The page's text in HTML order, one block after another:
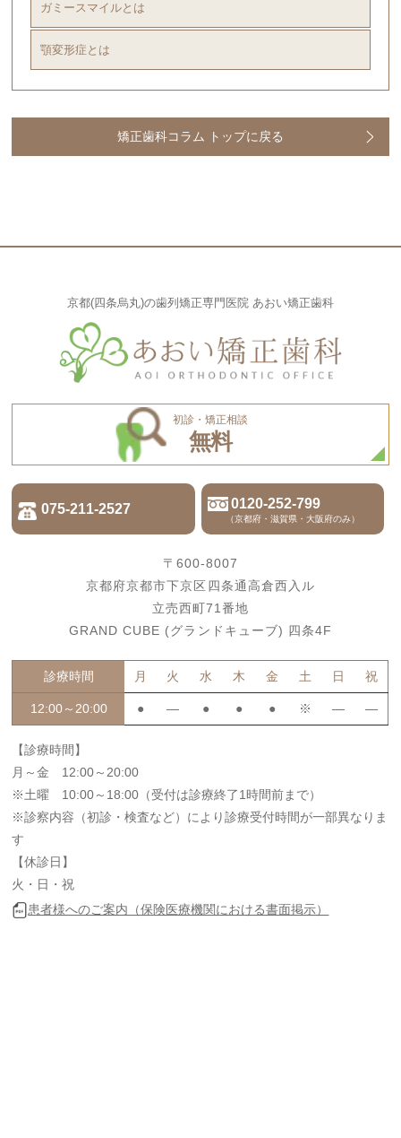
ガミースマイルとは
顎変形症とは
矯正歯科コラム トップに戻る
京都(四条烏丸)の歯列矯正専門医院 あおい矯正歯科
初診・矯正相談
無料
075-211-2527 0120-252-799
（京都府・滋賀県・大阪府のみ）
〒600-8007
京都府京都市下京区四条通高倉西入ル
立売西町71番地
GRAND CUBE (グランドキューブ) 四条4F
診療時間 月 火 水 木 金 土 日 祝
12:00～20:00 ● ― ● ● ● ※ ― ―
【診療時間】
月～金 12:00～20:00
※土曜 10:00～18:00（受付は診療終了1時間前まで）
※診察内容（初診・検査など）により診療受付時間が一部異なりま
す
【休診日】
火・日・祝
患者様へのご案内（保険医療機関における書面掲示）